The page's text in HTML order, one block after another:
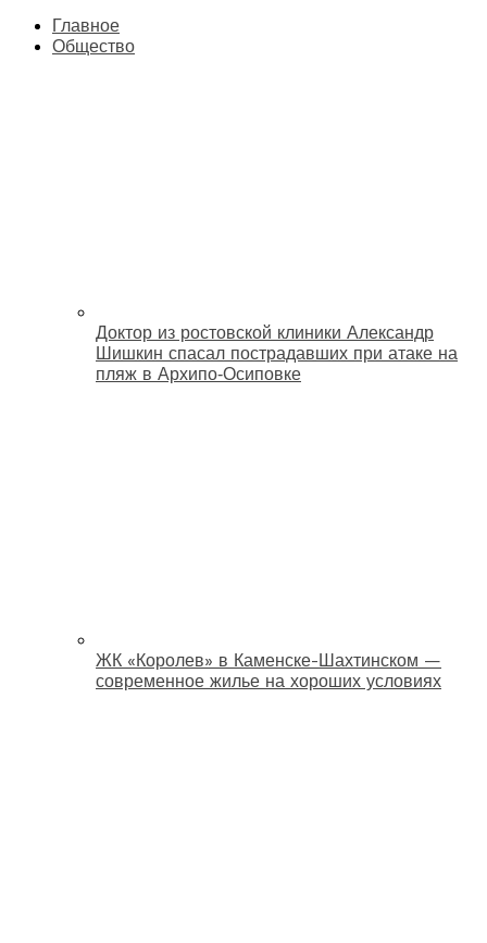
Главное
Общество
Доктор из ростовской клиники Александр
Шишкин спасал пострадавших при атаке на
пляж в Архипо‑Осиповке
ЖК «Королев» в Каменске-Шахтинском —
современное жилье на хороших условиях